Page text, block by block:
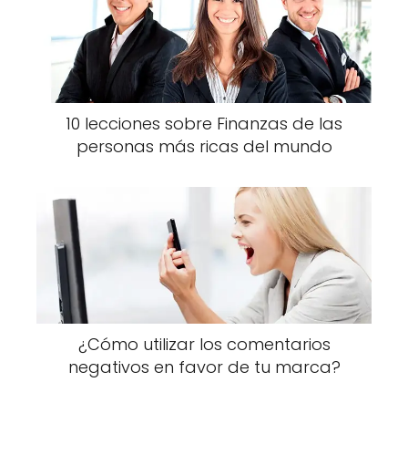
10 lecciones sobre Finanzas de las
personas más ricas del mundo
¿Cómo utilizar los comentarios
negativos en favor de tu marca?